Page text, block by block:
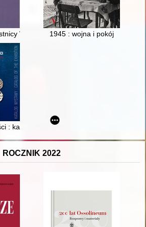
Wojny Polsko-Bolszewickiej 1919-1921
1945 : wojna i pokój
: katalog wystawy = Priests of Solidarity :
ROCZNIK 2022